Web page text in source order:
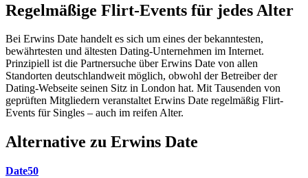
Regelmäßige Flirt-Events für jedes Alter
Bei Erwins Date handelt es sich um eines der bekanntesten,
bewährtesten und ältesten Dating-Unternehmen im Internet.
Prinzipiell ist die Partnersuche über Erwins Date von allen
Standorten deutschlandweit möglich, obwohl der Betreiber der
Dating-Webseite seinen Sitz in London hat. Mit Tausenden von
geprüften Mitgliedern veranstaltet Erwins Date regelmäßig Flirt-
Events für Singles – auch im reifen Alter.
Alternative zu Erwins Date
Date50